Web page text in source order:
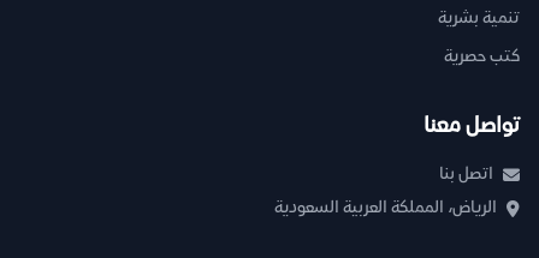
تنمية بشرية
كتب حصرية
تواصل معنا
اتصل بنا
الرياض، المملكة العربية السعودية